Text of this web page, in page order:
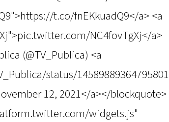
t.co/fnEKkuadQ9</a> <a
NC4fovTgXj</a>
(@TV_Publica) <a
status/14589889364795801
12, 2021</a></blockquote>
widgets.js"